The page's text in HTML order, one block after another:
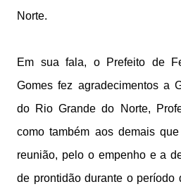
Norte.
Em sua fala, o Prefeito de
Gomes fez agradecimentos a
do Rio Grande do Norte,
como também aos demais
reunião, pelo o empenho e a
de prontidão durante o período